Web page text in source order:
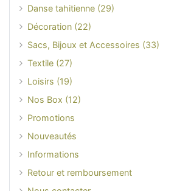
Danse tahitienne (29)
Décoration (22)
Sacs, Bijoux et Accessoires (33)
Textile (27)
Loisirs (19)
Nos Box (12)
Promotions
Nouveautés
Informations
Retour et remboursement